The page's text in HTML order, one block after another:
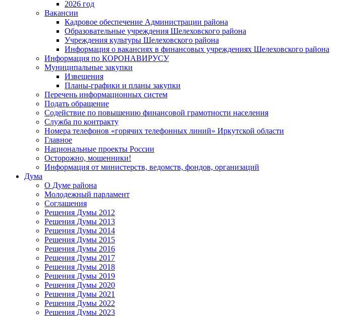
2026 год
Вакансии
Кадровое обеспечение Администрации района
Образовательные учреждения Шелеховского района
Учреждения культуры Шелеховского района
Информация о вакансиях в финансовых учреждениях Шелеховского района
Информация по КОРОНАВИРУСУ
Муниципальные закупки
Извещения
Планы-графики и планы закупки
Перечень информационных систем
Подать обращение
Содействие по повышению финансовой грамотности населения
Служба по контракту
Номера телефонов «горячих телефонных линий» Иркутской области
Главное
Национальные проекты России
Осторожно, мошенники!
Информация от министерств, ведомств, фондов, организаций
Дума
О Думе района
Молодежный парламент
Соглашения
Решения Думы 2012
Решения Думы 2013
Решения Думы 2014
Решения Думы 2015
Решения Думы 2016
Решения Думы 2017
Решения Думы 2018
Решения Думы 2019
Решения Думы 2020
Решения Думы 2021
Решения Думы 2022
Решения Думы 2023